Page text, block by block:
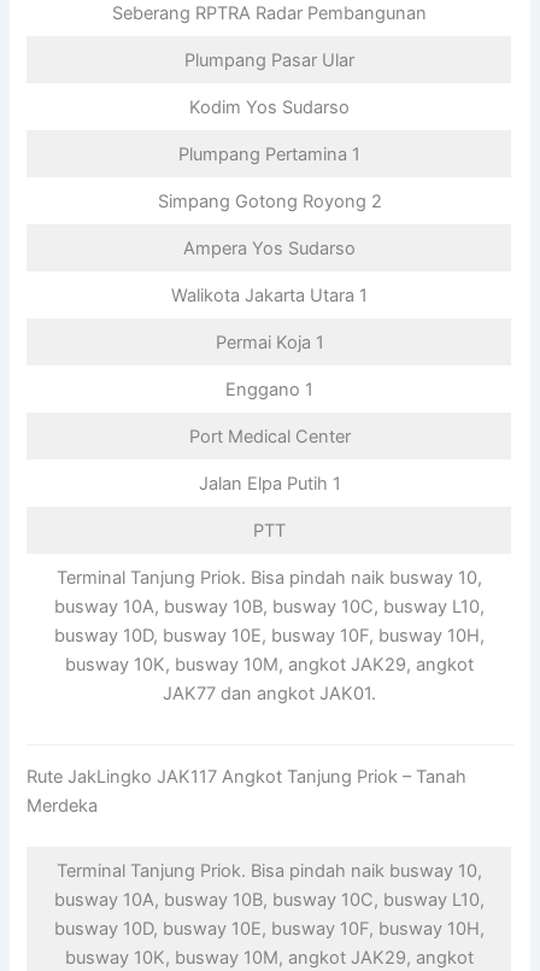
Seberang RPTRA Radar Pembangunan
Plumpang Pasar Ular
Kodim Yos Sudarso
Plumpang Pertamina 1
Simpang Gotong Royong 2
Ampera Yos Sudarso
Walikota Jakarta Utara 1
Permai Koja 1
Enggano 1
Port Medical Center
Jalan Elpa Putih 1
PTT
Terminal Tanjung Priok. Bisa pindah naik busway 10,
busway 10A, busway 10B, busway 10C, busway L10,
busway 10D, busway 10E, busway 10F, busway 10H,
busway 10K, busway 10M, angkot JAK29, angkot
JAK77 dan angkot JAK01.
Rute JakLingko JAK117 Angkot Tanjung Priok – Tanah
Merdeka
Terminal Tanjung Priok. Bisa pindah naik busway 10,
busway 10A, busway 10B, busway 10C, busway L10,
busway 10D, busway 10E, busway 10F, busway 10H,
busway 10K, busway 10M, angkot JAK29, angkot